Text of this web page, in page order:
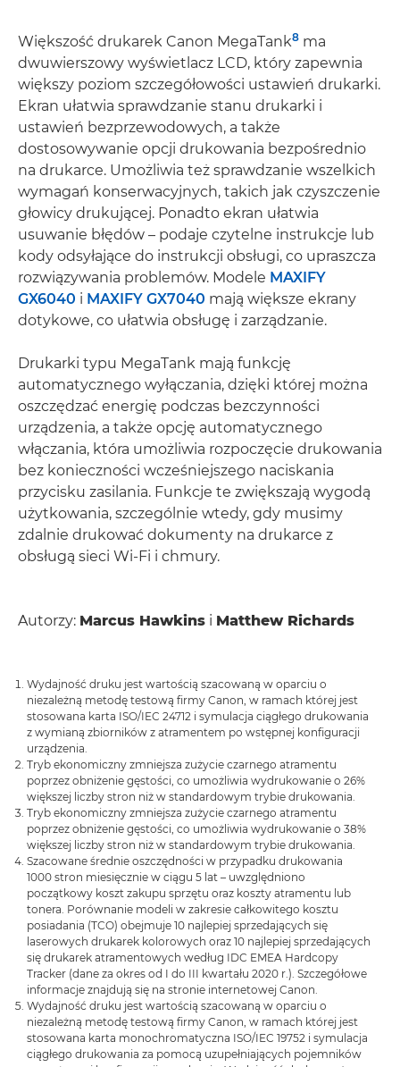
Większość drukarek Canon MegaTank8 ma
dwuwierszowy wyświetlacz LCD, który zapewnia
większy poziom szczegółowości ustawień drukarki.
Ekran ułatwia sprawdzanie stanu drukarki i
ustawień bezprzewodowych, a także
dostosowywanie opcji drukowania bezpośrednio
na drukarce. Umożliwia też sprawdzanie wszelkich
wymagań konserwacyjnych, takich jak czyszczenie
głowicy drukującej. Ponadto ekran ułatwia
usuwanie błędów – podaje czytelne instrukcje lub
kody odsyłające do instrukcji obsługi, co upraszcza
rozwiązywania problemów. Modele MAXIFY
GX6040 i MAXIFY GX7040 mają większe ekrany
dotykowe, co ułatwia obsługę i zarządzanie.
Drukarki typu MegaTank mają funkcję
automatycznego wyłączania, dzięki której można
oszczędzać energię podczas bezczynności
urządzenia, a także opcję automatycznego
włączania, która umożliwia rozpoczęcie drukowania
bez konieczności wcześniejszego naciskania
przycisku zasilania. Funkcje te zwiększają wygodą
użytkowania, szczególnie wtedy, gdy musimy
zdalnie drukować dokumenty na drukarce z
obsługą sieci Wi-Fi i chmury.
Autorzy: Marcus Hawkins i Matthew Richards
Wydajność druku jest wartością szacowaną w oparciu o
niezależną metodę testową firmy Canon, w ramach której jest
stosowana karta ISO/IEC 24712 i symulacja ciągłego drukowania
z wymianą zbiorników z atramentem po wstępnej konfiguracji
urządzenia.
Tryb ekonomiczny zmniejsza zużycie czarnego atramentu
poprzez obniżenie gęstości, co umożliwia wydrukowanie o 26%
większej liczby stron niż w standardowym trybie drukowania.
Tryb ekonomiczny zmniejsza zużycie czarnego atramentu
poprzez obniżenie gęstości, co umożliwia wydrukowanie o 38%
większej liczby stron niż w standardowym trybie drukowania.
Szacowane średnie oszczędności w przypadku drukowania
1000 stron miesięcznie w ciągu 5 lat – uwzględniono
początkowy koszt zakupu sprzętu oraz koszty atramentu lub
tonera. Porównanie modeli w zakresie całkowitego kosztu
posiadania (TCO) obejmuje 10 najlepiej sprzedających się
laserowych drukarek kolorowych oraz 10 najlepiej sprzedających
się drukarek atramentowych według IDC EMEA Hardcopy
Tracker (dane za okres od I do III kwartału 2020 r.). Szczegółowe
informacje znajdują się na stronie internetowej Canon.
Wydajność druku jest wartością szacowaną w oparciu o
niezależną metodę testową firmy Canon, w ramach której jest
stosowana karta monochromatyczna ISO/IEC 19752 i symulacja
ciągłego drukowania za pomocą uzupełniających pojemników